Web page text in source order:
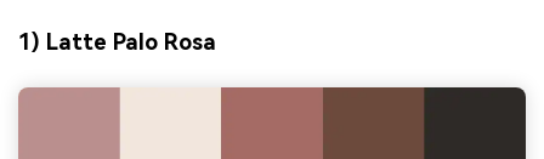
1) Latte Palo Rosa